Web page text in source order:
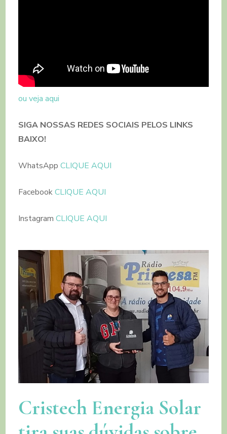
ou veja aqui
SIGA NOSSAS REDES SOCIAIS PELOS LINKS
BAIXO!
WhatsAppCLIQUE AQUI
FacebookCLIQUE AQUI
InstagramCLIQUE AQUI
Cristech Energia Solar